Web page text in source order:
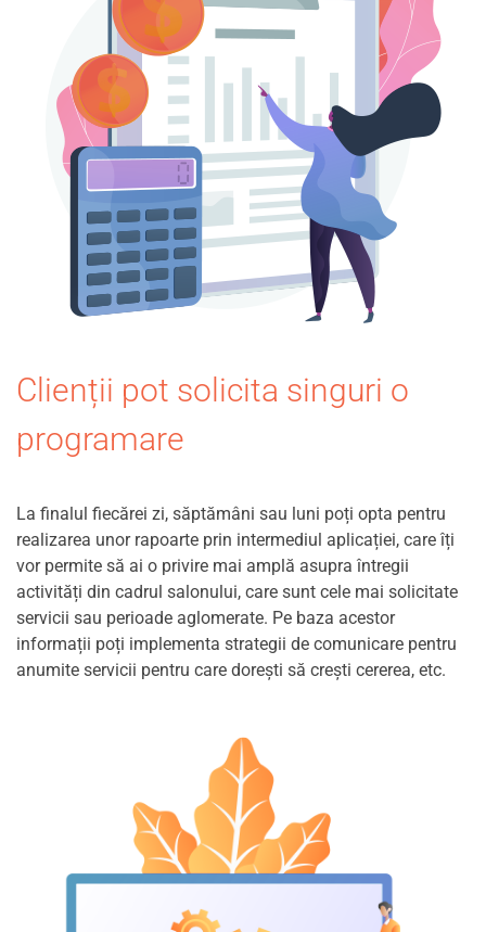
Clienții pot solicita singuri o
programare
La finalul fiecărei zi, săptămâni sau luni poți opta pentru
realizarea unor rapoarte prin intermediul aplicației, care îți
vor permite să ai o privire mai amplă asupra întregii
activități din cadrul salonului, care sunt cele mai solicitate
servicii sau perioade aglomerate. Pe baza acestor
informații poți implementa strategii de comunicare pentru
anumite servicii pentru care dorești să crești cererea, etc.